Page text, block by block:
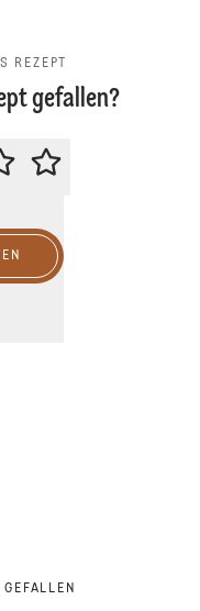
REZEPT
gefallen?
DIESES REZEPT